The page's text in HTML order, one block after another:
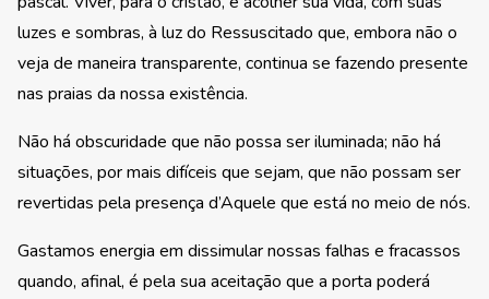
luzes e sombras, à luz do Ressuscitado que, embora não o
veja de maneira transparente, continua se fazendo presente
nas praias da nossa existência.
Não há obscuridade que não possa ser iluminada; não há
situações, por mais difíceis que sejam, que não possam ser
revertidas pela presença d’Aquele que está no meio de nós.
Gastamos energia em dissimular nossas falhas e fracassos
quando, afinal, é pela sua aceitação que a porta poderá